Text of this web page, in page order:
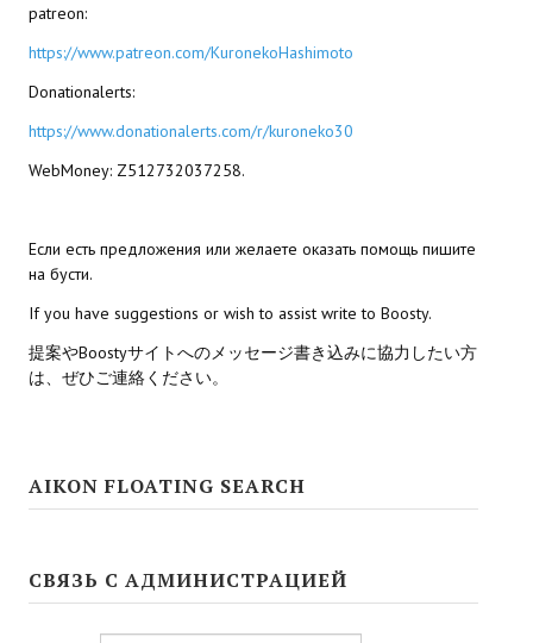
Star Wars Knights of the Old Republic 2
Titan Quest Immortal Throne
Ведьмак 2
ЦИФРОВЫЕ КОМИКСЫ
EURO comics
Manga List
PC 18+
PC 12-17
patreon:
https://www.patreon.com/KuronekoHashimoto
Donationalerts:
https://www.donationalerts.com/r/kuroneko30
WebMoney: Z512732037258.
Если есть предложения или желаете оказать помощь пишите
на бусти.
If you have suggestions or wish to assist write to Boosty.
提案やBoostyサイトへのメッセージ書き込みに協力したい方
は、ぜひご連絡ください。
AIKON FLOATING SEARCH
СВЯЗЬ С АДМИНИСТРАЦИЕЙ